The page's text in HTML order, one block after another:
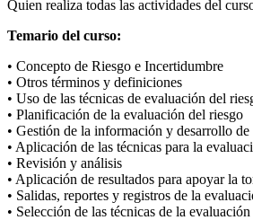
Quien realiza todas las actividades del
Temario del curso:
• Concepto de Riesgo e Incertidumbre
• Otros términos y definiciones
• Uso de las técnicas de evaluación del
• Planificación de la evaluación del riesgo
• Gestión de la información y desarrollo
• Aplicación de las técnicas para la
• Revisión y análisis
• Aplicación de resultados para apoyar la
• Salidas, reportes y registros de la
• Selección de las técnicas de la